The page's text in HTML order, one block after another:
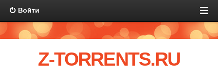
Войти
Z-TORRENTS.RU